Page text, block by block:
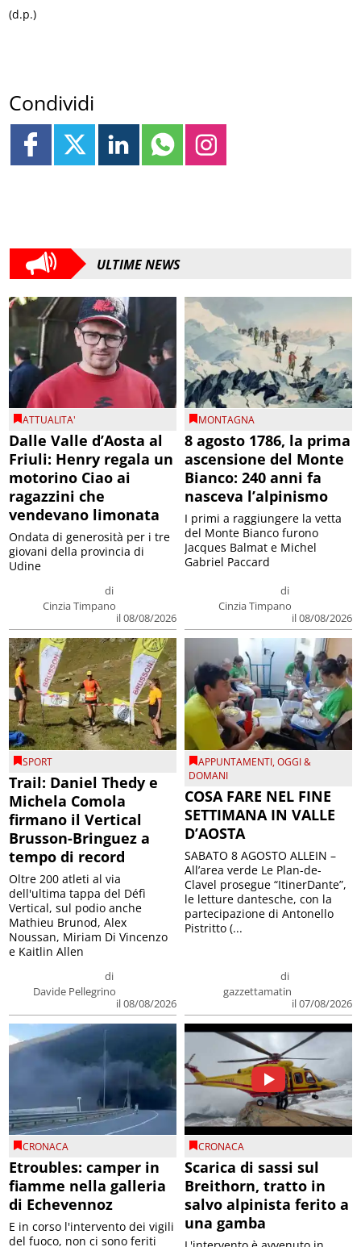
(d.p.)
Condividi
ULTIME NEWS
ATTUALITA'
Dalle Valle d’Aosta al
Friuli: Henry regala un
motorino Ciao ai
ragazzini che
vendevano limonata
di
Cinzia Timpano
il 08/08/2026
Ondata di generosità per i tre
giovani della provincia di
Udine
MONTAGNA
8 agosto 1786, la prima
ascensione del Monte
Bianco: 240 anni fa
nasceva l’alpinismo
di
Cinzia Timpano
il 08/08/2026
I primi a raggiungere la vetta
del Monte Bianco furono
Jacques Balmat e Michel
Gabriel Paccard
SPORT
Trail: Daniel Thedy e
Michela Comola
firmano il Vertical
Brusson-Bringuez a
tempo di record
di
Davide Pellegrino
il 08/08/2026
Oltre 200 atleti al via
dell'ultima tappa del Défì
Vertical, sul podio anche
Mathieu Brunod, Alex
Noussan, Miriam Di Vincenzo
e Kaitlin Allen
APPUNTAMENTI,OGGI &
DOMANI
COSA FARE NEL FINE
SETTIMANA IN VALLE
D’AOSTA
di
gazzettamatin
il 07/08/2026
SABATO 8 AGOSTO ALLEIN –
All’area verde Le Plan-de-
Clavel prosegue “ItinerDante”,
le letture dantesche, con la
partecipazione di Antonello
Pistritto (...
CRONACA
Etroubles: camper in
fiamme nella galleria
di Echevennoz
E in corso l'intervento dei vigili
del fuoco, non ci sono feriti
CRONACA
Scarica di sassi sul
Breithorn, tratto in
salvo alpinista ferito a
una gamba